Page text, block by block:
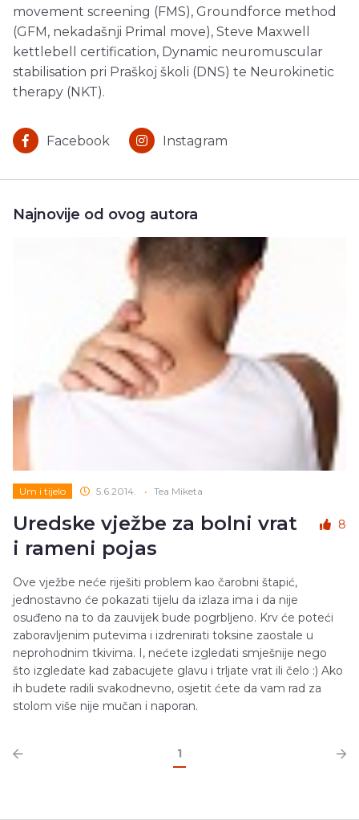
movement screening (FMS), Groundforce method
(GFM, nekadašnji Primal move), Steve Maxwell
kettlebell certification, Dynamic neuromuscular
stabilisation pri Praškoj školi (DNS) te Neurokinetic
therapy (NKT).
Facebook Instagram
Najnovije od ovog autora
Um i tijelo 5.6.2014. • Tea Miketa
Uredske vježbe za bolni vrat
i rameni pojas
8
Ove vježbe neće riješiti problem kao čarobni štapić,
jednostavno će pokazati tijelu da izlaza ima i da nije
osuđeno na to da zauvijek bude pogrbljeno. Krv će poteći
zaboravljenim putevima i izdrenirati toksine zaostale u
neprohodnim tkivima. I, nećete izgledati smješnije nego
što izgledate kad zabacujete glavu i trljate vrat ili čelo :) Ako
ih budete radili svakodnevno, osjetit ćete da vam rad za
stolom više nije mučan i naporan.
1